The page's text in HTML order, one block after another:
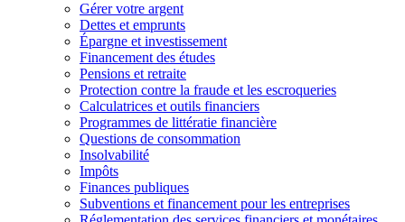
Gérer votre argent
Dettes et emprunts
Épargne et investissement
Financement des études
Pensions et retraite
Protection contre la fraude et les escroqueries
Calculatrices et outils financiers
Programmes de littératie financière
Questions de consommation
Insolvabilité
Impôts
Finances publiques
Subventions et financement pour les entreprises